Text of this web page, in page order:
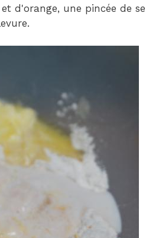
d'orange, une pincée de